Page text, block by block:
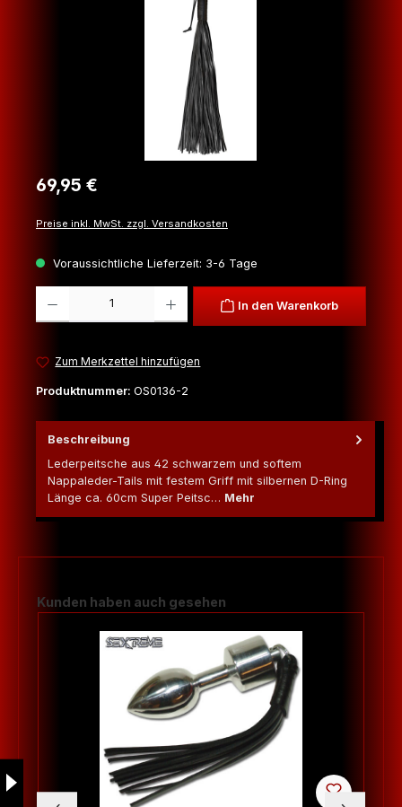
Regulärer Preis:
69,95 €
Preise inkl. MwSt. zzgl. Versandkosten
Voraussichtliche Lieferzeit: 3-6 Tage
In den Warenkorb
Zum Merkzettel hinzufügen
Produktnummer: OS0136-2
Beschreibung
Lederpeitsche aus 42 schwarzem und softem
Nappaleder-Tails mit festem Griff mit silbernen D-Ring
Länge ca. 60cm Super Peitsc… Mehr
Produktgalerie überspringen
Kunden haben auch gesehen